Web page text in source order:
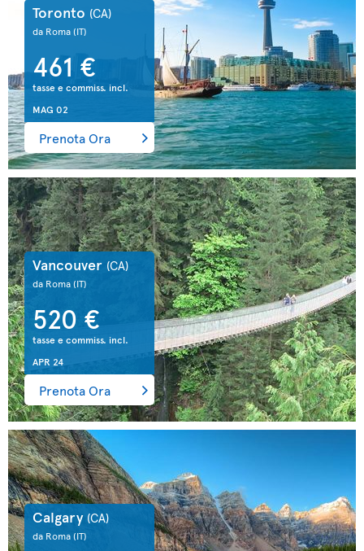
Toronto (CA)
da Roma(IT)
461 €
tasse e commiss. incl.
MAG 02
Prenota Ora
Vancouver (CA)
da Roma(IT)
520 €
tasse e commiss. incl.
APR 24
Prenota Ora
Calgary (CA)
da Roma(IT)